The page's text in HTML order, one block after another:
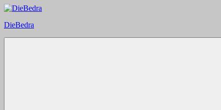
Zum
springen
DieBedra